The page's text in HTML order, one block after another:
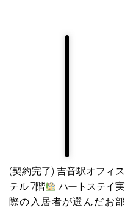
(契約完了) 吉音駅オフィス
テル 7階
ハートステイ実
際の入居者が選んだお部